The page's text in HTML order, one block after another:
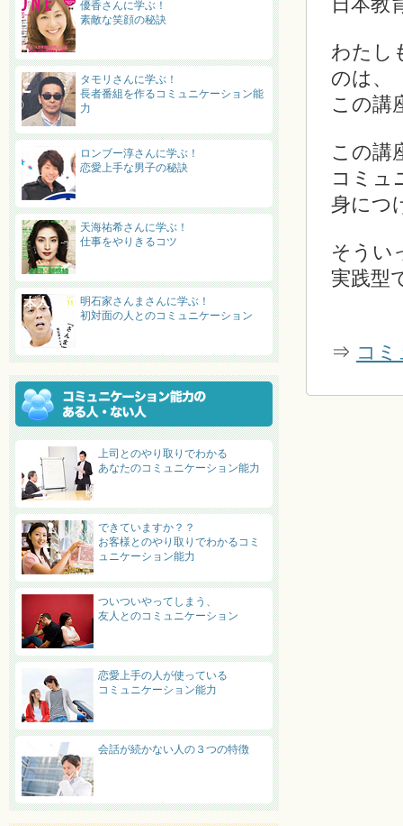
わたし
のは、
この講
この講
コミュ
身につ
そうい
実践型
⇒ コ
優香さんに学ぶ！
素敵な笑顔の秘訣
タモリさんに学ぶ！
長者番組を作るコミュニケーション能
力
ロンブー淳さんに学ぶ！
恋愛上手な男子の秘訣
天海祐希さんに学ぶ！
仕事をやりきるコツ
明石家さんまさんに学ぶ！
初対面の人とのコミュニケーション
上司とのやり取りでわかる
あなたのコミュニケーション能力
できていますか？？
お客様とのやり取りでわかるコミ
ュニケーション能力
ついついやってしまう、
友人とのコミュニケーション
恋愛上手の人が使っている
コミュニケーション能力
会話が続かない人の３つの特徴